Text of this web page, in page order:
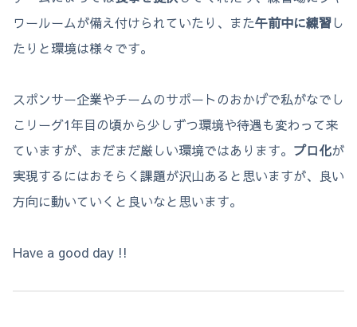
ワールームが備え付けられていたり、また午前中に練習し
たりと環境は様々です。
スポンサー企業やチームのサポートのおかげで私がなでし
こリーグ1年目の頃から少しずつ環境や待遇も変わって来
ていますが、まだまだ厳しい環境ではあります。 プロ化が
実現するにはおそらく課題が沢山あると思いますが、良い
方向に動いていくと良いなと思います。
Have a good day !!